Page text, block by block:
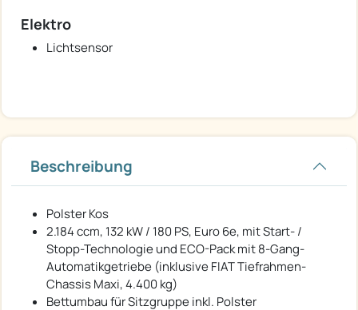
Elektro
Lichtsensor
Beschreibung
Polster Kos
2.184 ccm, 132 kW / 180 PS, Euro 6e, mit Start- /
Stopp-Technologie und ECO-Pack mit 8-Gang-
Automatikgetriebe (inklusive FIAT Tiefrahmen-
Chassis Maxi, 4.400 kg)
Bettumbau für Sitzgruppe inkl. Polster